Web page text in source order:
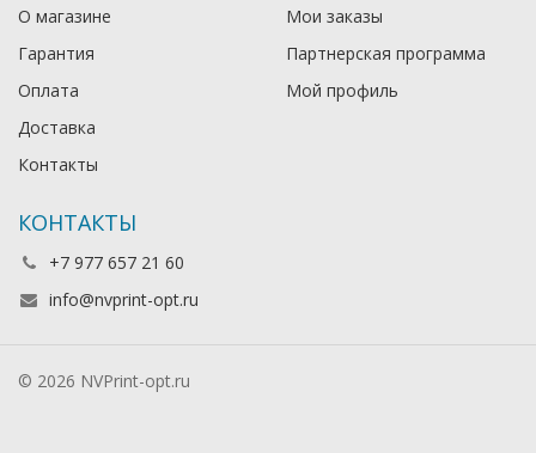
О магазине
Гарантия
Оплата
Доставка
Контакты
Мои заказы
Партнерская программа
Мой профиль
КОНТАКТЫ
+7 977 657 21 60
info@nvprint-opt.ru
© 2026 NVPrint-opt.ru